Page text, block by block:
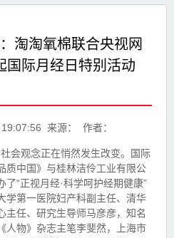
淘淘氧棉联合央视网
国际月经日特别活动
来源： 作者：
社会观念正在悄然发生改变。国际
质中国》与桂林洁伶工业有限公
“正视月经·科学呵护经期健康”
学第一医院妇产科副主任、清华
主任、研究生导师马彦彦，知名
人物》杂志主笔李斐然，上海市